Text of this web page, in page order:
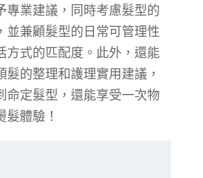
專業建議，同時考慮髮型的
並兼顧髮型的日常可管理性
方式的匹配度。此外，還能
髮的整理和護理實用建議，
命定髮型，還能享受一次物
體驗！